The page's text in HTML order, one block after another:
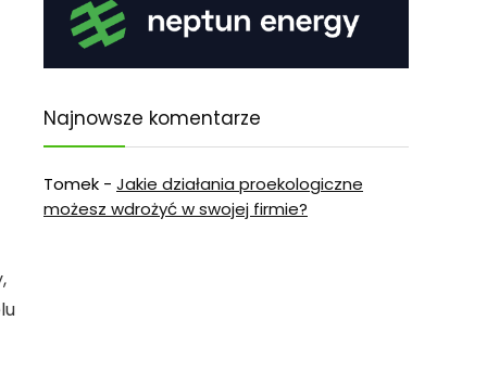
Najnowsze komentarze
Tomek - Jakie działania proekologiczne
możesz wdrożyć w swojej firmie?